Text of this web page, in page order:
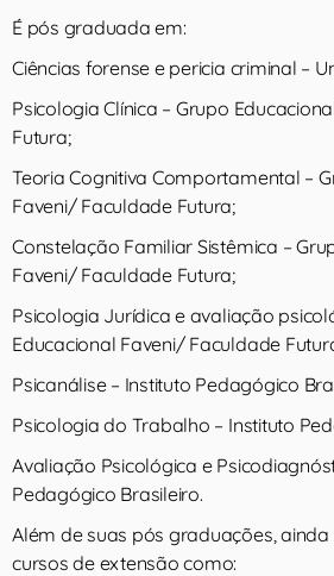
É pós graduada em:
Ciências forense e pericia criminal –
Psicologia Clínica – Grupo
Futura;
Teoria Cognitiva Comportamental –
Faveni/ Faculdade Futura;
Constelação Familiar Sistêmica –
Faveni/ Faculdade Futura;
Psicologia Jurídica e avaliação
Educacional Faveni/ Faculdade
Psicanálise – Instituto Pedagógico
Psicologia do Trabalho – Instituto
Avaliação Psicológica e
Pedagógico Brasileiro.
Além de suas pós graduações,
cursos de extensão como: